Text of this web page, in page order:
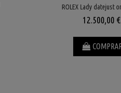
ROLEX Lady datejust
12.500,00 €